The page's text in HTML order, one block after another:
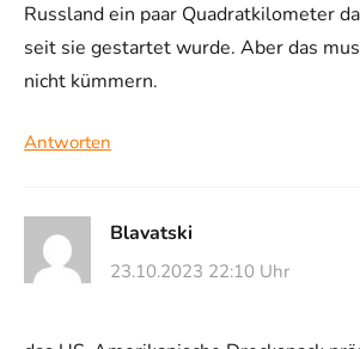
Russland ein paar Quadratkilometer
seit sie gestartet wurde. Aber das
nicht kümmern.
Antworten
Blavatski
23.10.2023 22:10 Uhr